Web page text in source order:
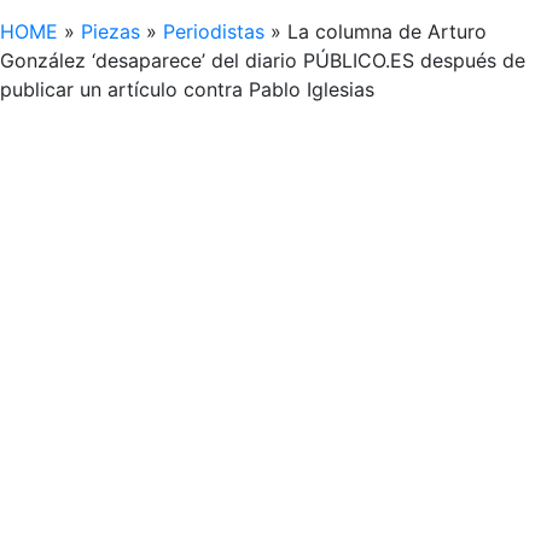
HOME » Piezas » Periodistas » La columna de Arturo
González ‘desaparece’ del diario PÚBLICO.ES después de
publicar un artículo contra Pablo Iglesias